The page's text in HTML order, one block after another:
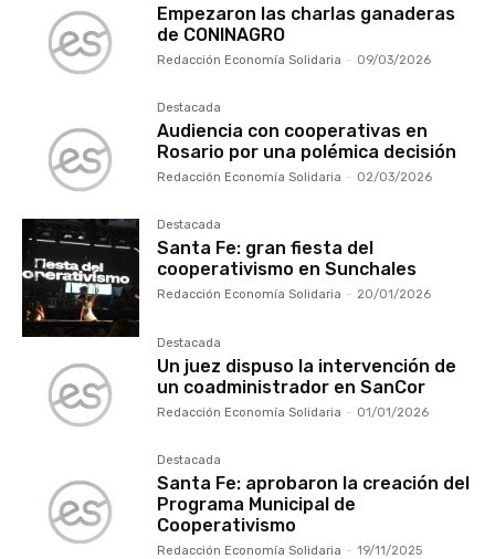
Empezaron las charlas ganaderas
de CONINAGRO
Redacción Economía Solidaria - 09/03/2026
Destacada
Audiencia con cooperativas en
Rosario por una polémica decisión
Redacción Economía Solidaria - 02/03/2026
Destacada
Santa Fe: gran fiesta del
cooperativismo en Sunchales
Redacción Economía Solidaria - 20/01/2026
Destacada
Un juez dispuso la intervención de
un coadministrador en SanCor
Redacción Economía Solidaria - 01/01/2026
Destacada
Santa Fe: aprobaron la creación del
Programa Municipal de
Cooperativismo
Redacción Economía Solidaria - 19/11/2025